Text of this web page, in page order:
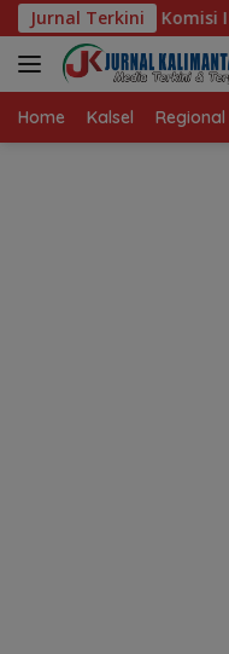
Langsung
ke
konten
Jurnal Terkini
Kalsel Dorong
Home Kalsel Regional